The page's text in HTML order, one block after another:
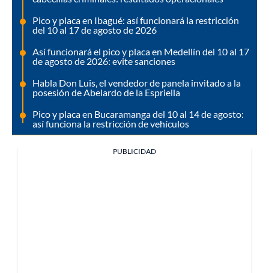
Pico y placa en Ibagué: así funcionará la restricción
del 10 al 17 de agosto de 2026
Así funcionará el pico y placa en Medellín del 10 al 17
de agosto de 2026: evite sanciones
Habla Don Luis, el vendedor de panela invitado a la
posesión de Abelardo de la Espriella
Pico y placa en Bucaramanga del 10 al 14 de agosto:
así funciona la restricción de vehículos
PUBLICIDAD